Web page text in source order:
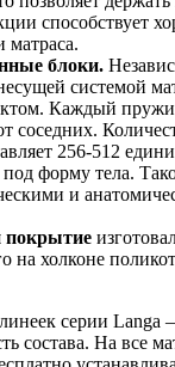
способствует
матраса.
блоки.
системой
Каждый
соседних.
256-512
форму тела.
и
покрытие
на холконе
серии Langa
состава. На все